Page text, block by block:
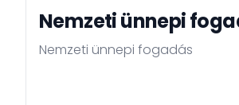
Nemzeti ünnepi
Nemzeti ünnepi fogadás